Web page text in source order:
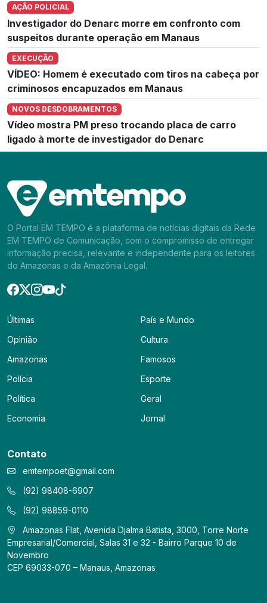
AÇÃO POLICIAL
Investigador do Denarc morre em confronto com
suspeitos durante operação em Manaus
EXECUÇÃO
VÍDEO: Homem é executado com tiros na cabeça por
criminosos encapuzados em Manaus
NOVOS DESDOBRAMENTOS
Vídeo mostra PM preso trocando placa de carro
ligado à morte de investigador do Denarc
O Portal EM TEMPO é a plataforma de notícias digitais da Rede
EM TEMPO de Comunicação, com o compromisso de entregar
informação precisa, relevante e independente para os leitores
do Amazonas e da Amazônia Legal.
Últimas
Opinião
Amazonas
Polícia
Política
Economia
País e Mundo
Cultura
Famosos
Esporte
Geral
Jornal
Contato
emtempoet@gmail.com
(92) 98408-6907
(92) 98859-0110
Amazonas Flat, Avenida Djalma Batista, 3000, Torre Norte
Empresarial/Comercial, Salas 31 e 32 - Bairro Parque 10 de
Novembro
CEP 69033-070 – Manaus, Amazonas